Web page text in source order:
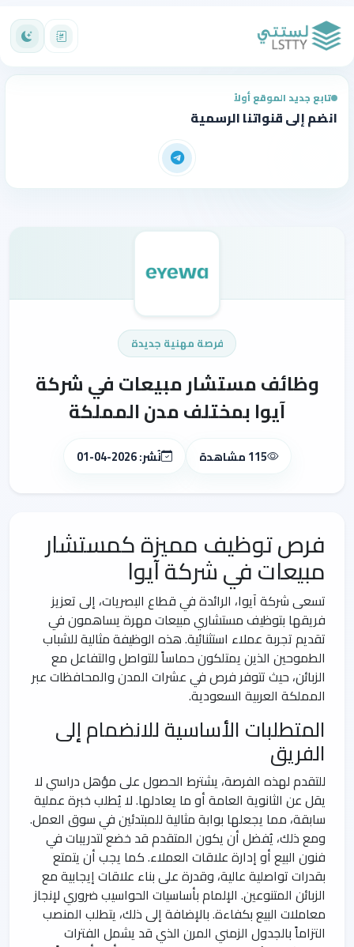
تابع جديد الموقع أولاً
انضم إلى قنواتنا الرسمية
فرصة مهنية جديدة
وظائف مستشار مبيعات في شركة
آيوا بمختلف مدن المملكة
115 مشاهدة نُشر: 2026-04-01
فرص توظيف مميزة كمستشار
مبيعات في شركة آيوا
تسعى شركة آيوا، الرائدة في قطاع البصريات، إلى تعزيز
فريقها بتوظيف مستشاري مبيعات مهرة يساهمون في
تقديم تجربة عملاء استثنائية. هذه الوظيفة مثالية للشباب
الطموحين الذين يمتلكون حماساً للتواصل والتفاعل مع
الزبائن، حيث تتوفر فرص في عشرات المدن والمحافظات عبر
المملكة العربية السعودية.
المتطلبات الأساسية للانضمام إلى
الفريق
للتقدم لهذه الفرصة، يشترط الحصول على مؤهل دراسي لا
يقل عن الثانوية العامة أو ما يعادلها. لا يُطلب خبرة عملية
سابقة، مما يجعلها بوابة مثالية للمبتدئين في سوق العمل.
ومع ذلك، يُفضل أن يكون المتقدم قد خضع لتدريبات في
فنون البيع أو إدارة علاقات العملاء. كما يجب أن يتمتع
بقدرات تواصلية عالية، وقدرة على بناء علاقات إيجابية مع
الزبائن المتنوعين. الإلمام بأساسيات الحواسيب ضروري لإنجاز
معاملات البيع بكفاءة. بالإضافة إلى ذلك، يتطلب المنصب
التزاماً بالجدول الزمني المرن الذي قد يشمل الفترات